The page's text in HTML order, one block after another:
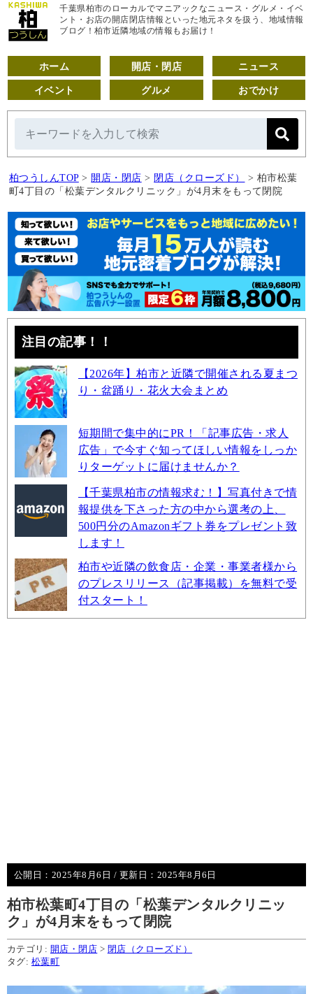
千葉県柏市のローカルでマニアックなニュース・グルメ・イベ
ント・お店の開店閉店情報といった地元ネタを扱う、地域情報
ブログ！柏市近隣地域の情報もお届け！
ホーム 開店・閉店 ニュース
イベント グルメ おでかけ
柏つうしんTOP > 開店・閉店 > 閉店（クローズド） > 柏市松葉
町4丁目の「松葉デンタルクリニック」が4月末をもって閉院
注目の記事！！
【2026年】柏市と近隣で開催される夏まつ
り・盆踊り・花火大会まとめ
短期間で集中的にPR！「記事広告・求人
広告」で今すぐ知ってほしい情報をしっか
りターゲットに届けませんか？
【千葉県柏市の情報求む！】写真付きで情
報提供を下さった方の中から選考の上、
500円分のAmazonギフト券をプレゼント致
します！
柏市や近隣の飲食店・企業・事業者様から
のプレスリリース（記事掲載）を無料で受
付スタート！
公開日： 2025年8月6日 / 更新日： 2025年8月6日
柏市松葉町4丁目の「松葉デンタルクリニッ
ク」が4月末をもって閉院
カテゴリ: 開店・閉店 > 閉店（クローズド）
タグ: 松葉町